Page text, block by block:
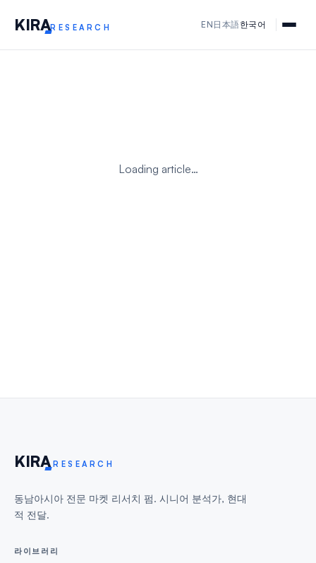
KIRARESEARCH EN 日本語한국어
Loading article…
KIRA RESEARCH
동남아시아 전문 마켓 리서치 펌. 시니어 분석가, 현대
적 전달.
라이브러리